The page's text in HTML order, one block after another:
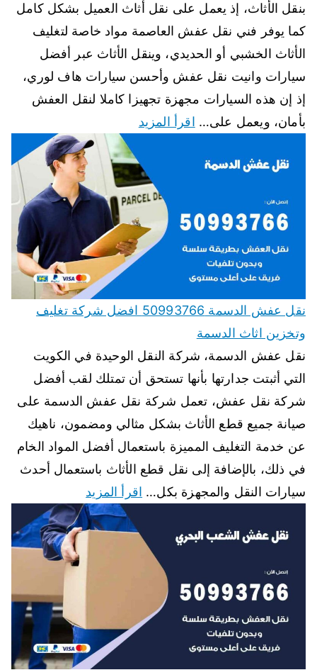
بنقل الأثاث، إذ يعمل على نقل أثاث العميل بشكل كامل
كما يوفر فني نقل عفش العاصمة مواد خاصة لتغليف
الأثاث الخشبي أو الحديدي، وينقل الأثاث عبر أفضل
سيارات وانيت نقل عفش وأحسن سيارات هاف لوري،
إذ إن هذه السيارات مجهزة تجهيزا كاملا لنقل العفش
بأمان، ويعمل على… اقرأ المزيد
نقل عفش الدسمة 50993766 افضل شركة تغليف
وتخزين اثاث الدسمة
نقل عفش الدسمة، شركة النقل الوحيدة في الكويت
التي أثبتت جدارتها بأنها تستحق أن تمتلك لقب أفضل
شركة نقل عفش، تعمل شركة نقل عفش الدسمة على
صيانة جميع قطع الأثاث بشكل مثالي ومضمون، ناهيك
عن خدمة التغليف المميزة باستعمال أفضل المواد الخام
في ذلك، بالإضافة إلى نقل قطع الأثاث باستعمال أحدث
سيارات النقل والمجهزة بكل… اقرأ المزيد